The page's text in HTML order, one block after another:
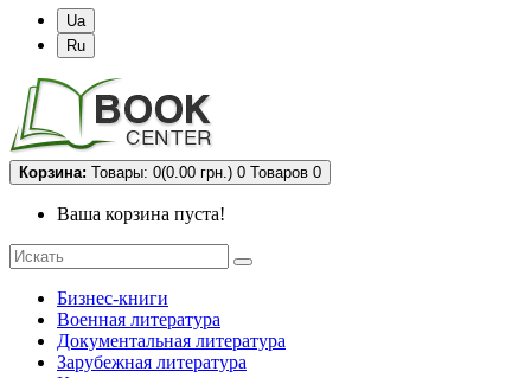
Ua
Ru
Корзина: Товары: 0(0.00 грн.) 0 Товаров 0
Ваша корзина пуста!
Бизнес-книги
Военная литература
Документальная литература
Зарубежная литература